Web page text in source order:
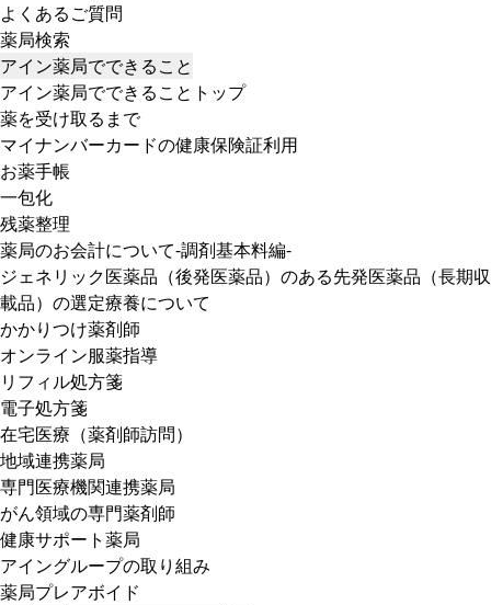
よくあるご質問
薬局検索
アイン薬局でできること
アイン薬局でできることトップ
薬を受け取るまで
マイナンバーカードの健康保険証利用
お薬手帳
一包化
残薬整理
薬局のお会計について-調剤基本料編-
ジェネリック医薬品（後発医薬品）のある先発医薬品（長期収
載品）の選定療養について
かかりつけ薬剤師
オンライン服薬指導
リフィル処方箋
電子処方箋
在宅医療（薬剤師訪問）
地域連携薬局
専門医療機関連携薬局
がん領域の専門薬剤師
健康サポート薬局
アイングループの取り組み
薬局プレアボイド